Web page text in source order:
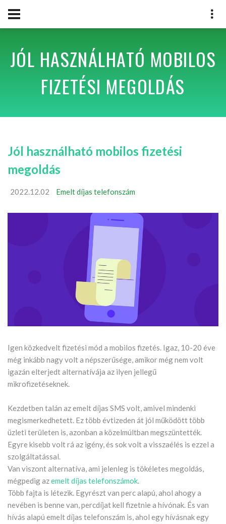
JÓL HASZNÁLHATÓ MOBILOS
FIZETÉSI MEGOLDÁS
Jól használható mobilos fizetési
megoldás
2022.12.02 Emelt díjas telefonszám
Igen közkedvelt fizetési mód a mobilos fizetés. Igaz, 10-20 éve
még inkább nagy volt a népszerűsége, amikor még nem volt
igazán elterjedt alternatívája az ilyen jellegű
mikrofizetéseknek.
Kezdetben talán az emelt díjas SMS volt, amivel mindenki
megismerkedhetett. Ez több évtizeden át jól működött több
üzleti területen is, azonban a közelmúltban megszüntették.
Egyre kisebb volt rá az igény, és sok volt a visszaélés is ezzel a
szolgáltatással.
Van viszont alternatíva, ami jelenleg is tökéletes megoldás,
mégpedig azemelt díjas telefonszámok.
Több fajta is létezik. Egyrészt van perc alapú, ahol ahogy a
nevében is benne van, percdíjat kell fizetnie a hívónak. És van
hívás alapú emelt díjas telefonszám is, ahol egy hívásnak egy